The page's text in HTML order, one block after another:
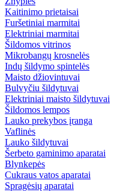
Kaitinimo prietaisai
Furšetiniai marmitai
Elektriniai marmitai
Šildomos vitrinos
Mikrobangų krosnelės
Indų šildymo spintelės
Maisto džiovintuvai
Bulvyčiu šildytuvai
Elektriniai maisto šildytuvai
Šildomos lempos
Lauko prekybos įranga
Vaflinės
Lauko šildytuvai
Šerbeto gaminimo aparatai
Blynkepės
Cukraus vatos aparatai
Spragėsių aparatai